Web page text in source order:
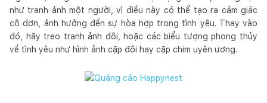
như tranh ảnh một người, vì điều này có thể tạo ra cảm giác
cô đơn, ảnh hưởng đến sự hòa hợp trong tình yêu. Thay vào
đó, hãy treo tranh ảnh đôi, hoặc các biểu tượng phong thủy
về tình yêu như hình ảnh cặp đôi hay cặp chim uyên ương.